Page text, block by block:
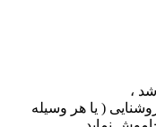
( یا هر وسیله